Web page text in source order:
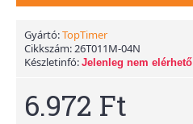
Gyártó:TopTimer
Cikkszám:26T011M-04N
Készletinfó: Jelenleg nem elérhető
6.972 Ft